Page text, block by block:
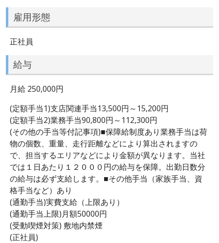
雇用形態
正社員
給与
月給 250,000円
(定額手当1)支店関連手当13,500円～15,200円
(定額手当2)業務手当90,800円～112,300円
(その他の手当等付記事項)■保障給制度あり業務手当は荷
物の個数、重量、走行距離などにより算出されますの
で、担当するエリアなどにより金額が異なります。当社
では１日あたり１２０００円の給与を保障。出勤日数分
の給与は必ず支給します。■その他手当（家族手当、資
格手当など）あり
(通勤手当)実費支給（上限あり）
(通勤手当上限)月額50000円
(受動喫煙対策) 敷地内禁煙
(正社員)